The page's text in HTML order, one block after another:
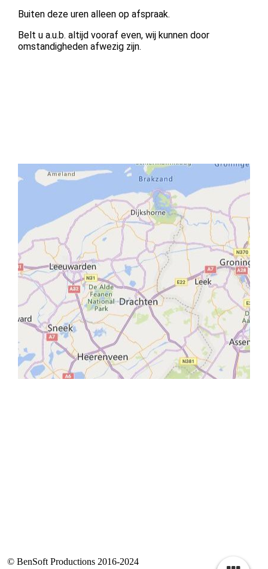
Buiten deze uren alleen op afspraak.
Belt u a.u.b. altijd vooraf even, wij kunnen door
omstandigheden afwezig zijn.
© BenSoft Productions 2016-2024